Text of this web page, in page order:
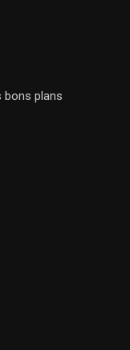
bons plans